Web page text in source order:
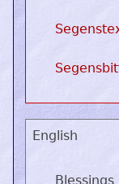
English
Blessings